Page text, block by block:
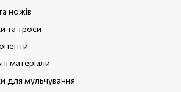
ножів
та троси
матеріали
для мульчування